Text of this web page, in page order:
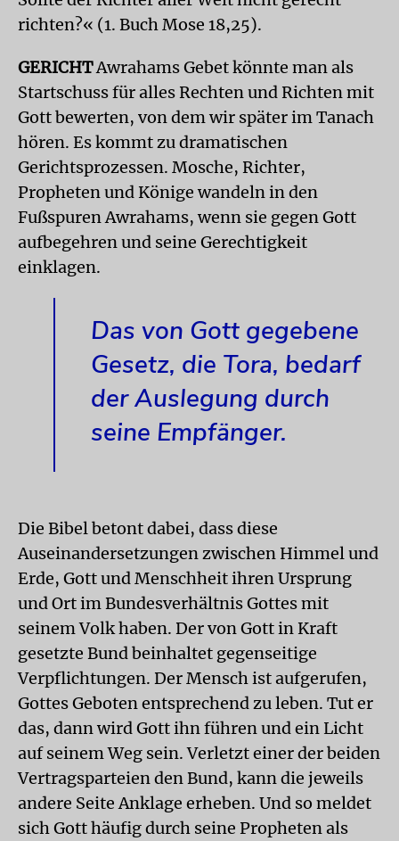
richten?« (1. Buch Mose 18,25).
GERICHTAwrahams Gebet könnte man als
Startschuss für alles Rechten und Richten mit
Gott bewerten, von dem wir später im Tanach
hören. Es kommt zu dramatischen
Gerichtsprozessen. Mosche, Richter,
Propheten und Könige wandeln in den
Fußspuren Awrahams, wenn sie gegen Gott
aufbegehren und seine Gerechtigkeit
einklagen.
Das von Gott gegebene
Gesetz, die Tora, bedarf
der Auslegung durch
seine Empfänger.
Die Bibel betont dabei, dass diese
Auseinandersetzungen zwischen Himmel und
Erde, Gott und Menschheit ihren Ursprung
und Ort im Bundesverhältnis Gottes mit
seinem Volk haben. Der von Gott in Kraft
gesetzte Bund beinhaltet gegenseitige
Verpflichtungen. Der Mensch ist aufgerufen,
Gottes Geboten entsprechend zu leben. Tut er
das, dann wird Gott ihn führen und ein Licht
auf seinem Weg sein. Verletzt einer der beiden
Vertragsparteien den Bund, kann die jeweils
andere Seite Anklage erheben. Und so meldet
sich Gott häufig durch seine Propheten als